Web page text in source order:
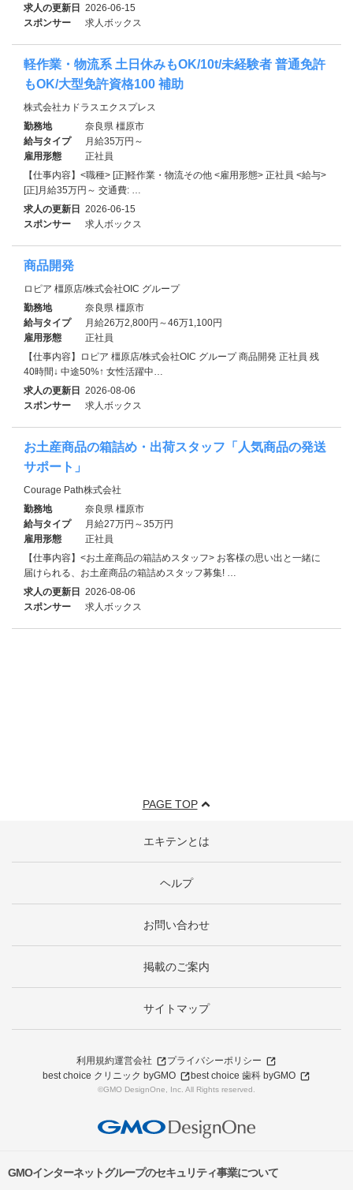
求人の更新日 2026-06-15
スポンサー
求人ボックス
軽作業・物流系 土日休みもOK/10t/未経験者 普通免許
もOK/大型免許資格100 補助
株式会社カドラスエクスプレス
勤務地
奈良県 橿原市
給与タイプ
月給35万円～
雇用形態
正社員
【仕事内容】<職種> [正]軽作業・物流その他 <雇用形態> 正社員 <給与>
[正]月給35万円～ 交通費: …
求人の更新日 2026-06-15
スポンサー
求人ボックス
商品開発
ロピア 橿原店/株式会社OIC グループ
勤務地
奈良県 橿原市
給与タイプ
月給26万2,800円～46万1,100円
雇用形態
正社員
【仕事内容】ロピア 橿原店/株式会社OIC グループ 商品開発 正社員 残
40時間↓ 中途50%↑ 女性活躍中…
求人の更新日 2026-08-06
スポンサー
求人ボックス
お土産商品の箱詰め・出荷スタッフ「人気商品の発送
サポート」
Courage Path株式会社
勤務地
奈良県 橿原市
給与タイプ
月給27万円～35万円
雇用形態
正社員
【仕事内容】<お土産商品の箱詰めスタッフ> お客様の思い出と一緒に
届けられる、お土産商品の箱詰めスタッフ募集! …
求人の更新日 2026-08-06
スポンサー
求人ボックス
PAGE TOP
エキテンとは
ヘルプ
お問い合わせ
掲載のご案内
サイトマップ
利用規約運営会社
プライバシーポリシー
best choice クリニック byGMO
best choice 歯科 byGMO
©GMO DesignOne, Inc. All Rights reserved.
GMOインターネットグループのセキュリティ事業について